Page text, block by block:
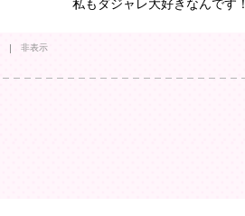
私もダジャレ大好きなんです！
非表示